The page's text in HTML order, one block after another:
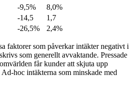
-9,5%
8,0%
-14,5
1,7
-26,5% 2,4%
faktorer som påverkar intäkter negativt i
som generellt avvaktande. Pressade
får kunder att skjuta upp
hoc intäkterna som minskade med